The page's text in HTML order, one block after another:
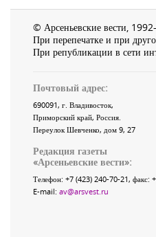
© Арсеньевские вести,
При перепечатке и при
При републикации в сети
Почтовый адрес:
690091, г. Владивосток,
Приморский край, Россия.
Переулок Шевченко, дом 9, 27
Редакция газеты
«Арсеньевские вести»:
Телефон: +7 (423) 240-70-21, факс:
E-mail: av@arsvest.ru